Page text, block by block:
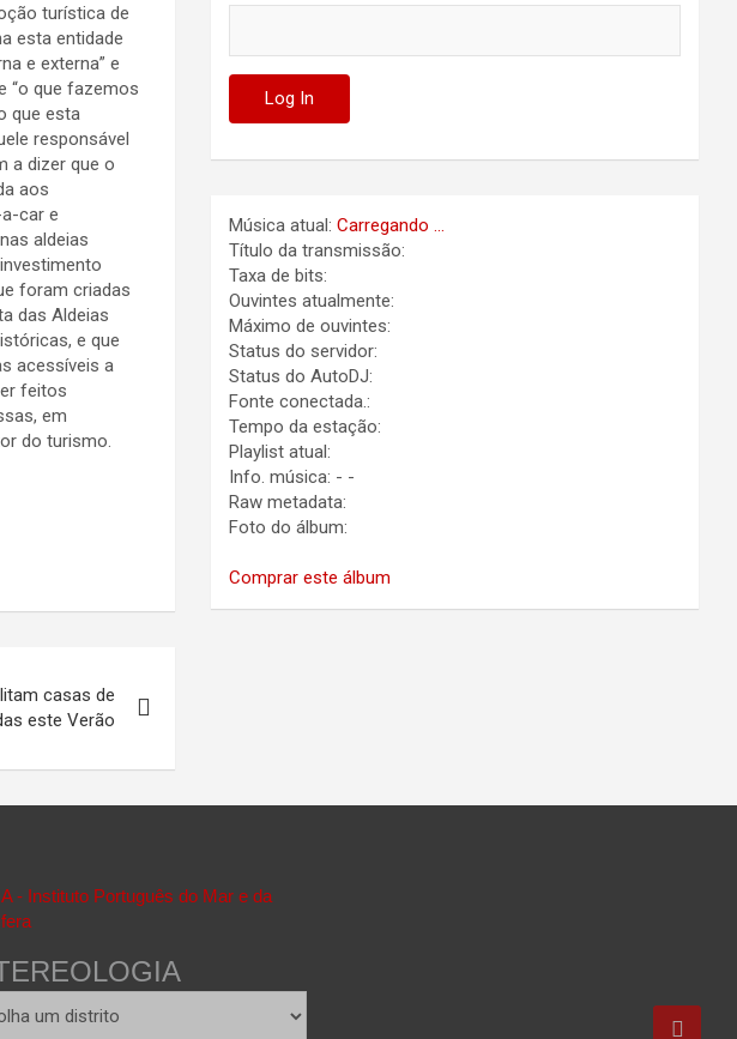
turística de
esta entidade
e externa” e
“o que fazemos
que esta
responsável
a dizer que o
aos
car e
aldeias
foram criadas
das Aldeias
e que
acessíveis a
feitos
em
do turismo.
casas de
este Verão
Música atual:Carregando ...
Título da transmissão:
Taxa de bits:
Ouvintes atualmente:
Máximo de ouvintes:
Status do servidor:
Status do AutoDJ:
Fonte conectada.:
Tempo da estação:
Playlist atual:
Info. música: - -
Raw metadata:
Foto do álbum:
Comprar este álbum